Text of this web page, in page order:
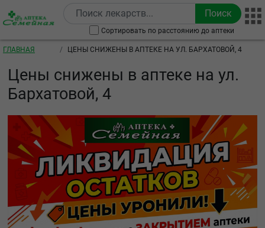
Сортировать по расстоянию до аптеки
Строка навигации
ГЛАВНАЯ ЦЕНЫ СНИЖЕНЫ В АПТЕКЕ НА УЛ. БАРХАТОВОЙ, 4
Цены снижены в аптеке на ул.
Бархатовой, 4